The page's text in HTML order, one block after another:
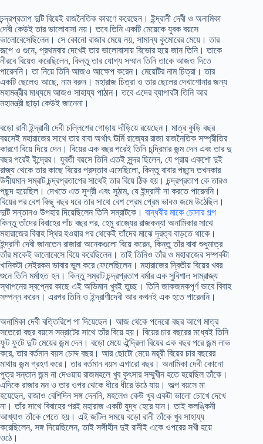
চন্দ্রপ্রতাপ দুটি বিয়েই রাজনৈতিক কারণে করেছেন। ইন্দ্রানী দেবী ও অনামিকা
দেবী কেউই তার ভালোবাসা নয়। তবে তিনি একটি মেয়েকে যুবক বয়সে
ভালোবেসেছিলেন। সে কোনো রাজার মেয়ে নয়, সামান্য কুমোরের মেয়ে। তার
রূপে ও গুনে, প্রথমবার দেখেই তার ভালোবাসায় বিভোর হয়ে জান তিনি। তাকে
নীরবে বিয়েও করেছিলেন, কিন্তু তার যোগ্য সম্মান তিনি তাকে আজও দিতে
পারেননি। তা নিয়ে তিনি আজও আক্ষেপ করেন। মেয়েটির নাম চিত্রা। তার
একটি ছেলেও আছে, নাম বরুন। মহারাজ চিত্রা ও তার ছেলের দেখাশোনার জন্য
মহামন্ত্রীর মাধ্যমে আজও সাহায্য পাঠান। তবে এদের ব্যাপারটা তিনি আর
মহামন্ত্রী ছাড়া কেউই জানেনা।
বড়ো রানী ইন্দ্রানী দেবী চল্লিশের গোড়ায় দাঁড়িয়ে রয়েছেন। মাত্র কুড়ি বছর
বয়সেই মহারাজের সাথে তার বাবা অর্থাৎ ঊর্মি রাজ্যের রাজা রাজনৈতিক সম্প্রীতির
কারণে বিয়ে দিয়ে দেন। বিয়ের এক বছর পরেই তিনি চন্দ্রিমার জন্ম দেন এবং তার দু
বছর পরেই ইন্দ্রের। যুবতী বয়সে তিনি এতই সুন্দর ছিলেন, যে প্রায় একশো দুই
রাজ্য থেকে তার কাছে বিয়ের প্রস্তাব এসেছিলো, কিন্তু বাবার পছন্দে তখনকার
উদীয়মান সম্রাট চন্দ্রপ্রতাপের সাথেই তার বিয়ে ঠিক হয়। চন্দ্রপ্রতাপ কে তারও
পছন্দ হয়েছিল। দেখতে এত সুশ্রী এবং সুঠাম, যে ইন্দ্রানী না করতে পারেননি।
বিয়ের পর বেশ কিছু বছর ধরে তার সাথে বেশ প্রেম প্রেম ভাবও জমে উঠেছিল।
দুটি সন্তানও উপহার দিয়েছিলেন তিনি সম্রাটকে। বান্ধবীর মাকে চোদার গল্প
কিন্তু তাঁদের বিবাহের পাঁচ বছর পর, হেমু রাজ্যের রাজকন্যা অনামিকার সাথে
মহারাজের বিবাহ স্থির হওয়ার পর থেকেই তাঁদের মাঝে দূরত্ব বাড়তে থাকে।
ইন্দ্রানী দেবী জানতেন রাজারা অনেকগুলো বিয়ে করেন, কিন্তু তাঁর বাবা শুধুমাত্র
তাঁর মাকেই ভালোবেসে বিয়ে করেছিলেন। তাই তিনিও তাঁর ও মহারাজের সম্পর্কটা
খানিকটা সেইরকম ভাবার ভুল করে ফেলেছিলেন। মহারাজের দ্বিতীয় বিয়ের খবর
শুনে তিনি মর্মাহত হন। কিন্তু সম্রাট চন্দ্রপ্রতাপ বর্মার এক সুবিশাল সাম্রাজ্য
স্থাপনের স্বপ্নের কাছে এই অভিমান খুবই তুচ্ছ। তিনি জাকজমকপূর্ণ ভাবে বিবাহ
সম্পন্ন করেন। এরপর তিনি ও ইন্দ্রাণীদেবী আর কখনই এক হতে পারেননি।
অনামিকা দেবী বত্তিরিশে পা দিয়েছেন। আজ থেকে পনেরো বছর আগে মাত্র
সতেরো বছর বয়সে সম্রাটের সাথে তাঁর বিয়ে হয়। বিয়ের চার বছরের মধ্যেই তিনি
ফুট ফুটে দুটি মেয়ের জন্ম দেন। বড়ো মেয়ে ঐন্দ্রিলা বিয়ের এক বছর পরে জন্ম লাভ
করে, তার বর্তমান বয়স চোদ্দ বছর। আর ছোটো মেয়ে ময়ূরী বিয়ের চার বছরের
মাথায় জন্ম গ্রহণ করে। তার বর্তমান বয়স এগারো বছর। অনামিকা দেবী কোনো
পুত্র সন্তান জন্ম না দেওয়ায় রাজমহলে খুব কুৎসার সম্মুখীন হতে হয়েছিল তাঁকে।
এদিকে রাজার মন ও তার ওপর থেকে ধীরে ধীরে উঠে যায়। অল্প বয়সে মা
হয়েছেন, রাজাও বেশিদিন সঙ্গ দেননি, মহলেও কেউ খুব একটা ভালো চোখে দেখে
না। তাঁর সাথে বিবাহের পরই মহারাজ একটি যুদ্ধ হেরে যান। তাই কলঙ্কিনী
আখ্যাও তাঁকে পেতে হয়। এই জটিল সময়ে বড়ো রানী তাঁকে খুব সাহায্য
করেছিলেন, সঙ্গ দিয়েছিলেন, তাই সঙ্গীহীন দুই রানীই একে ওপরের সখী হয়ে
ওঠে।